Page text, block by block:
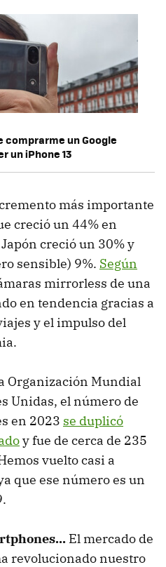
comprarme un Google
un iPhone 13
más importante
creció un 44% en
creció un 30% y
sensible) 9%. Según
mirrorless de una
en tendencia gracias a
y el impulso del
Organización Mundial
Unidas, el número de
en 2023 se duplicó
y fue de cerca de 235
vuelto casi a
que ese número es un
El mercado de
revolucionado nuestro